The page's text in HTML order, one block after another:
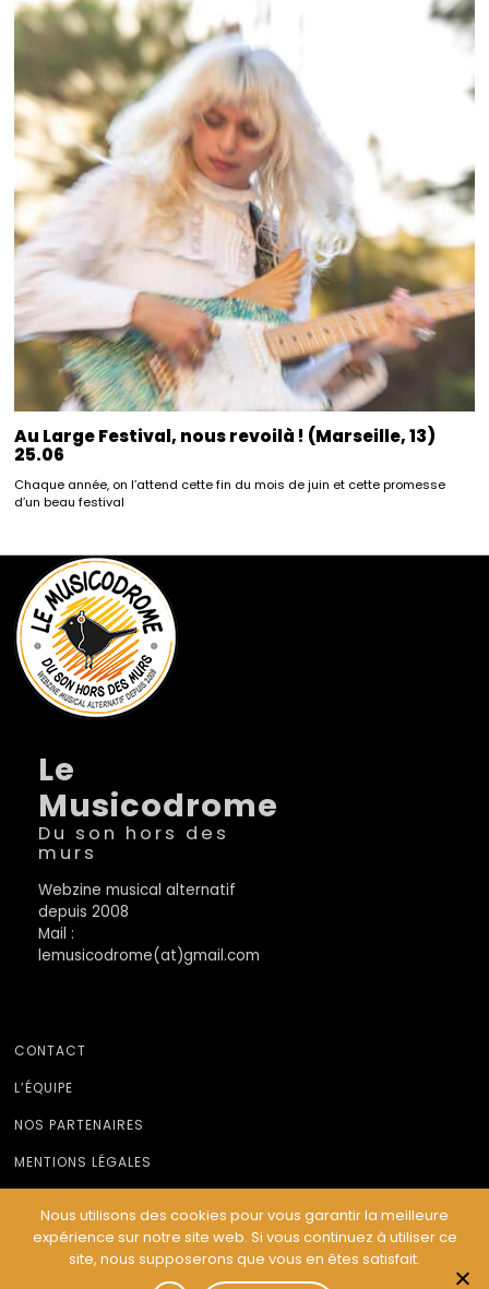
Au Large Festival, nous revoilà ! (Marseille, 13)
25.06
Chaque année, on l’attend cette fin du mois de juin et cette promesse
d’un beau festival
Le
Musicodrome
Du son hors des
murs
Webzine musical alternatif
depuis 2008
Mail :
lemusicodrome(at)gmail.com
CONTACT
L’ÉQUIPE
NOS PARTENAIRES
MENTIONS LÉGALES
© Le Musicodrome 2022 - Webdesign :Cereal Concept
Nous utilisons des cookies pour vous garantir la meilleure
expérience sur notre site web. Si vous continuez à utiliser ce
site, nous supposerons que vous en êtes satisfait.